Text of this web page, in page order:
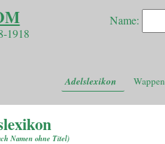
1918
Name:
Adelslexikon Wappen
Namen ohne Titel)